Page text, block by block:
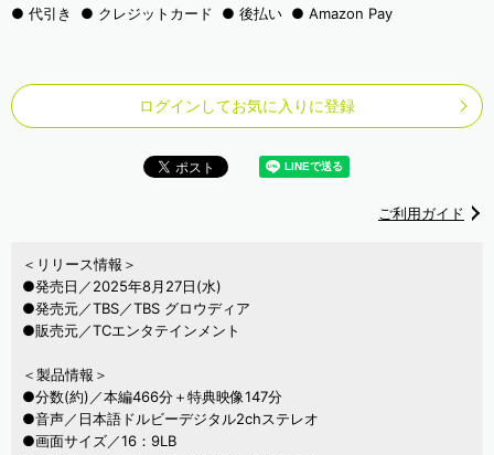
代引き
クレジットカード 後払い Amazon Pay
ログインしてお気に入りに登録
ご利用ガイド
＜リリース情報＞
●発売日／2025年8月27日(水)
●発売元／TBS／TBS グロウディア
●販売元／TCエンタテインメント
＜製品情報＞
●分数(約)／本編466分＋特典映像147分
●音声／日本語ドルビーデジタル2chステレオ
●画面サイズ／16：9LB